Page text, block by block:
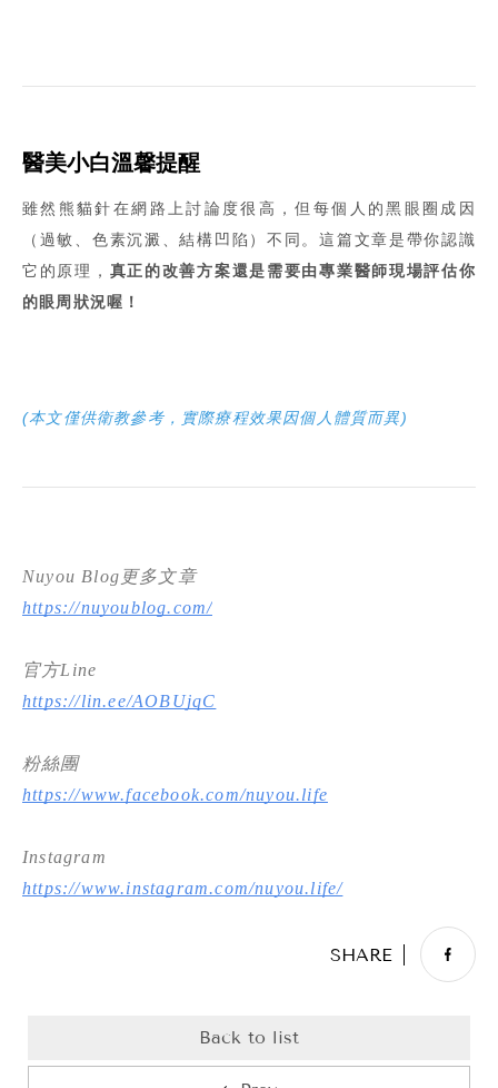
醫美小白溫馨提醒
雖然熊貓針在網路上討論度很高，但每個人的黑眼圈成因
（過敏、色素沉澱、結構凹陷）不同。這篇文章是帶你認識
它的原理， 真正的改善方案還是需要由專業醫師現場評估你
的眼周狀況喔！
(本文僅供衛教參考，實際療程效果因個人體質而異)
Nuyou Blog更多文章
https://nuyoublog.com/
官方Line
https://lin.ee/AOBUjqC
粉絲團
https://www.facebook.com/nuyou.life
Instagram
https://www.instagram.com/nuyou.life/